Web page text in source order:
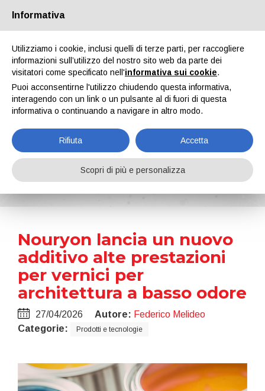
Chi siamo Partners Contatti Area riservata
News
Home Notizie Nouryon lancia un nuovo additivo alte prestazioni per vernici per architettura a basso odore
Nouryon lancia un nuovo
additivo alte prestazioni
per vernici per
architettura a basso odore
27/04/2026 Autore: Federico Melideo
Categorie:
Prodotti e tecnologie
Informativa
Utilizziamo i cookie, inclusi quelli di terze parti, per raccogliere
informazioni sull’utilizzo del nostro sito web da parte dei
visitatori come specificato nell'informativa sui cookie.
Puoi acconsentirne l'utilizzo chiudendo questa informativa,
interagendo con un link o un pulsante al di fuori di questa
informativa o continuando a navigare in altro modo.
Rifiuta Accetta
Scopri di più e personalizza